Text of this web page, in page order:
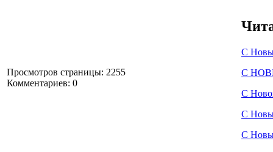
Просмотров страницы: 2255
Комментариев: 0
С
С
С
С
С